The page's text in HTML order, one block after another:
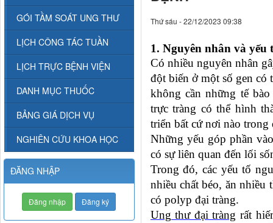
Thứ sáu - 22/12/2023 09:38
1. Nguyên nhân và yếu
Có nhiều nguyên nhân
đột biến ở một số gen có
không cần những tế
trực tràng có thể hình
triển bất cứ nơi nào trong
Những yếu góp phần
có sự liên quan đến lối
Trong đó, các yếu tố
nhiều chất béo, ăn
có polyp đại tràng.
Ung thư đại tràng rất
GÓI TẦM SOÁT UNG THƯ
LỊCH CÔNG TÁC TUẦN
LỊCH TRỰC BỆNH VIỆN
DANH MỤC THUỐC
BẢNG GIÁ DỊCH VỤ
NGHIÊN CỨU KHOA HỌC
ĐĂNG NHẬP
Đăng nhập Đăng ký